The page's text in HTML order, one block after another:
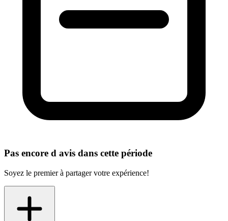
Pas encore d avis dans cette période
Soyez le premier à partager votre expérience!